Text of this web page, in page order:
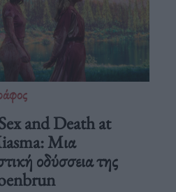
and Death at
Μια
οδύσσεια της